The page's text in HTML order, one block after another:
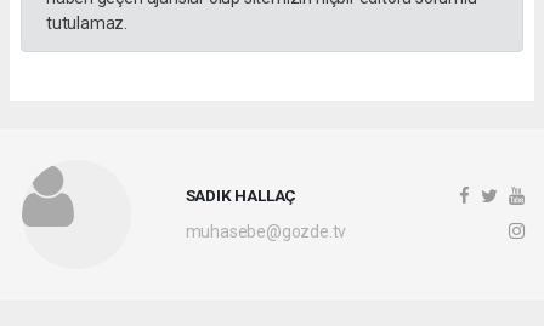
tutulamaz.
SADIK HALLAÇ
muhasebe@gozde.tv